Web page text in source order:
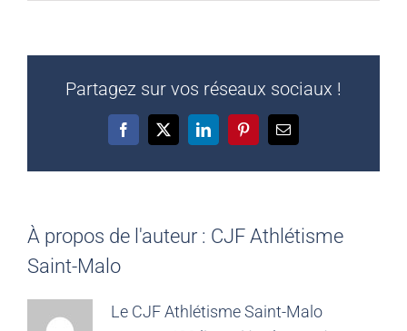
Partagez sur vos réseaux sociaux !
Facebook
X LinkedInPinterestEmail
À propos de l'auteur : CJF Athlétisme
Saint-Malo
Le CJF Athlétisme Saint-Malo